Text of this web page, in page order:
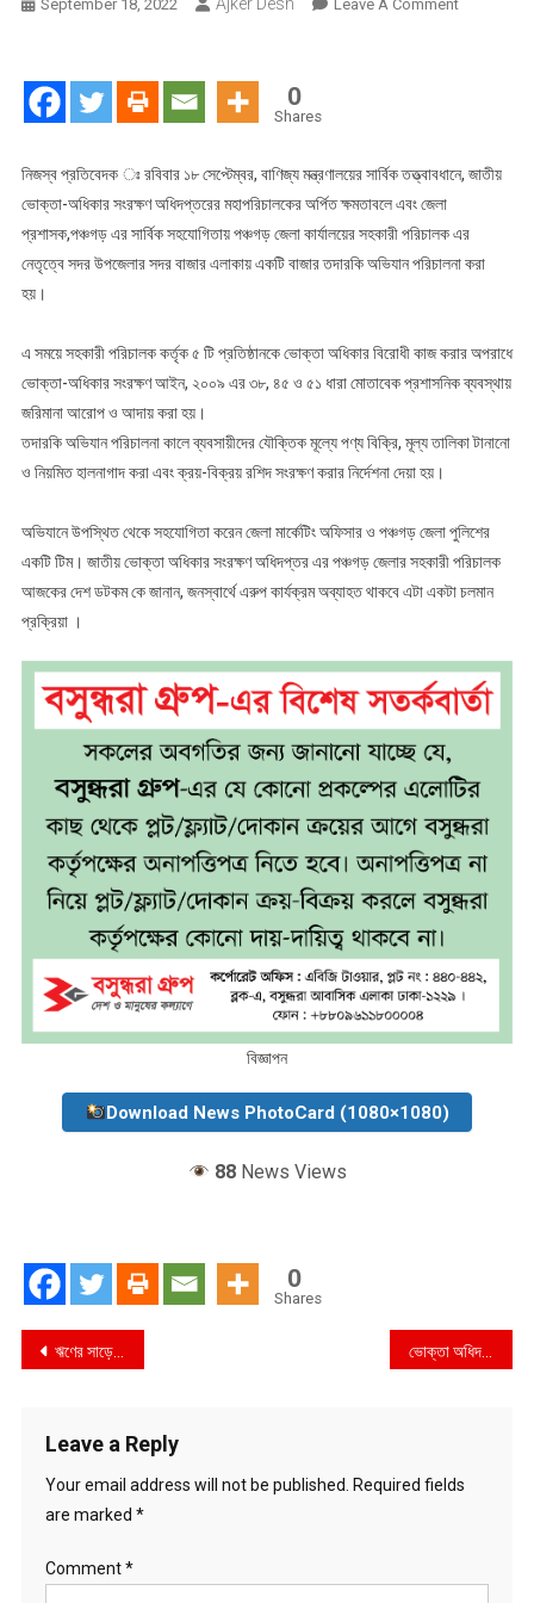
September 18, 2022 Leave A Comment
বাজার
জরিমানা
0
Shares
নিজস্ব প্রতিবেদক ঃ রবিবার ১৮ সেপ্টেম্বর, বাণিজ্য মন্ত্রণালয়ের সার্বিক তত্ত্বাবধানে, জাতীয়
ভোক্তা-অধিকার সংরক্ষণ অধিদপ্তরের মহাপরিচালকের অর্পিত ক্ষমতাবলে এবং জেলা
প্রশাসক,পঞ্চগড় এর সার্বিক সহযোগিতায় পঞ্চগড় জেলা কার্যালয়ের সহকারী পরিচালক এর
নেতৃত্বে সদর উপজেলার সদর বাজার এলাকায় একটি বাজার তদারকি অভিযান পরিচালনা করা
হয়।
এ সময়ে সহকারী পরিচালক কর্তৃক ৫ টি প্রতিষ্ঠানকে ভোক্তা অধিকার বিরোধী কাজ করার অপরাধে
ভোক্তা-অধিকার সংরক্ষণ আইন, ২০০৯ এর ৩৮, ৪৫ ও ৫১ ধারা মোতাবেক প্রশাসনিক ব্যবস্থায়
জরিমানা আরোপ ও আদায় করা হয়।
তদারকি অভিযান পরিচালনা কালে ব্যবসায়ীদের যৌক্তিক মূল্যে পণ্য বিক্রি, মূল্য তালিকা টানানো
ও নিয়মিত হালনাগাদ করা এবং ক্রয়-বিক্রয় রশিদ সংরক্ষণ করার নির্দেশনা দেয়া হয়।
অভিযানে উপস্থিত থেকে সহযোগিতা করেন জেলা মার্কেটিং অফিসার ও পঞ্চগড় জেলা পুলিশের
একটি টিম। জাতীয় ভোক্তা অধিকার সংরক্ষণ অধিদপ্তর এর পঞ্চগড় জেলার সহকারী পরিচালক
আজকের দেশ ডটকম কে জানান, জনস্বার্থে এরুপ কার্যক্রম অব্যাহত থাকবে এটা একটা চলমান
প্রক্রিয়া ।
বিজ্ঞাপন
Download News PhotoCard (1080×1080)
88News Views
0
Shares
Post
ঋণের সাড়ে ৪৩ লাখ টাকা আত্মসাতের অভিযোগে অগ্রণী ব্যাংকের শাখা ব্যবস্থাপক সহ ৩ জনের বিরুদ্ধে দুদকের মামলা ভোক্তা অধিদপ্তর চট্টগ্রাম বিভাগীয় ও জেলা কার্যাল‌য়ের বাজার তদার‌কি অ‌ভিযানে গ্যাস সিলিন্ডারের দোকান, ফার্মেসী সহ ৫টি প্রতিষ্ঠানকে ৩০,০০০ টাকা জরিমানা
Leave a Reply
Your email address will not be published. Required fields
are marked *
Comment*